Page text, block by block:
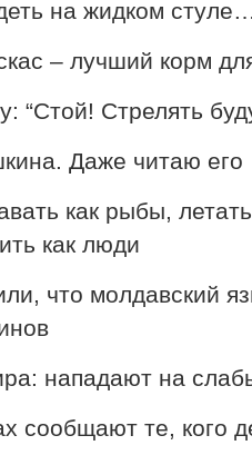
на жидком
– лучший корм
“Стой! Стрелять
Даже читаю его
как рыбы,
как люди
что молдавский
нападают на
сообщают те, кого